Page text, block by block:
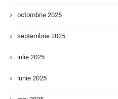
octombrie 2025
septembrie 2025
iulie 2025
iunie 2025